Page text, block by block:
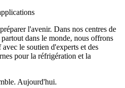
l'avenir. Dans nos centres de
dans le monde, nous offrons
le soutien d'experts et des
pour la réfrigération et la
Aujourd'hui.